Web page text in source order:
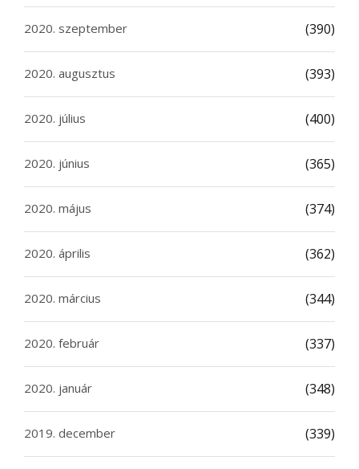
2020. szeptember (390)
2020. augusztus (393)
2020. július (400)
2020. június (365)
2020. május (374)
2020. április (362)
2020. március (344)
2020. február (337)
2020. január (348)
2019. december (339)